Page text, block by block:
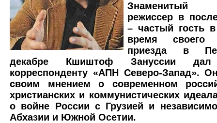
Знаменитый
режиссер в
– частый гость
время своего
приезда в
декабре Кшиштоф Зануссии дал
корреспонденту «АПН Северо-Запад».
своим мнением о современном
христианских и коммунистических
о войне России с Грузией и
Абхазии и Южной Осетии.